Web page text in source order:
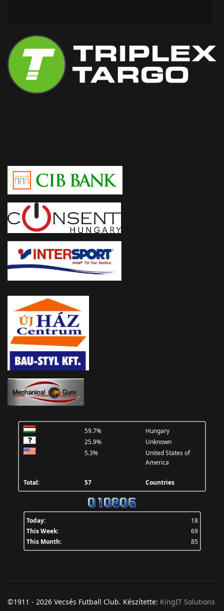
59.7%
Hungary
25.9%
Unknown
5.3%
United States of
America
Total: 57 Countries
Today:
18
This Week:
69
This Month:
85
©1911 - 2026 Vecsés Futball Club. Készítette: KingIT Solutions